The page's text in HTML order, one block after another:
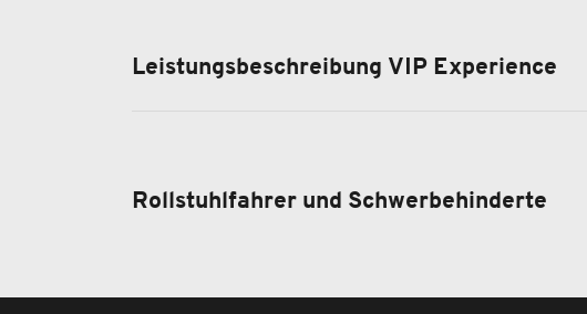
Leistungsbeschreibung VIP Experience
Rollstuhlfahrer und Schwerbehinderte